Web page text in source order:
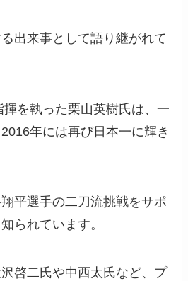
出来事として語り継がれて
を執った栗山英樹氏は、一
年には再び日本一に輝き
平選手の二刀流挑戦をサポ
られています。
啓二氏や中西太氏など、プ